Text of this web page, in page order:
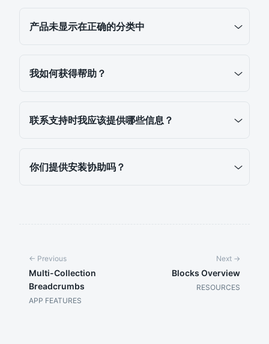
产品未显示在正确的分类中
我如何获得帮助？
联系支持时我应该提供哪些信息？
你们提供安装协助吗？
← Previous
Multi-Collection
Breadcrumbs
APP FEATURES
Next →
Blocks Overview
RESOURCES